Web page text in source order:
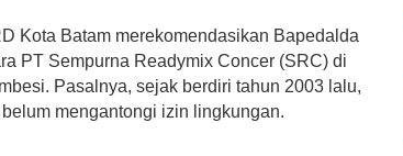
Kota Batam merekomendasikan Bapedalda
PT Sempurna Readymix Concer (SRC) di
Pasalnya, sejak berdiri tahun 2003 lalu,
mengantongi izin lingkungan.